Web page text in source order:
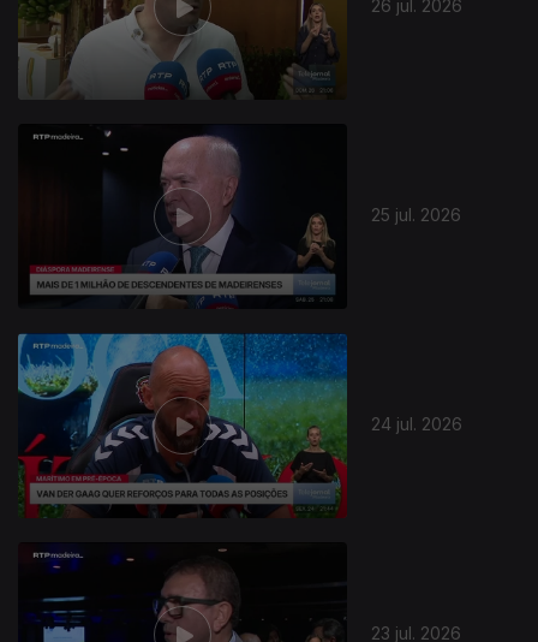
26 jul. 2026
25 jul. 2026
24 jul. 2026
23 jul. 2026